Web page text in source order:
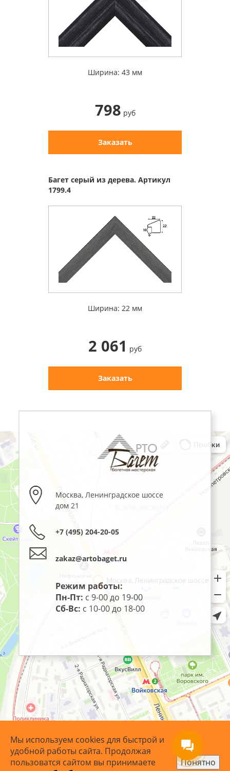
Ширина: 43 мм
798 руб
Заказать
Багет серый из дерева. Артикул
1799.4
Ширина: 22 мм
2 061 руб
Заказать
Москва,Ленинградское шоссе
дом 21
+7 (495) 204-20-05
zakaz@artobaget.ru
Режим работы:
Пн-Пт: с 9-00 до 19-00
Сб-Вс: с 10-00 до 18-00
Мы используем cookies для быстрой и
удобной работы сайта. Продолжая
пользоватся сайтом вы принимаете
Понятно